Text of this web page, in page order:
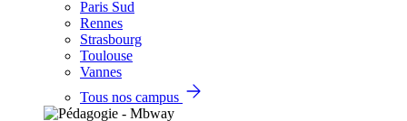
Paris Sud
Rennes
Strasbourg
Toulouse
Vannes
Tous nos campus